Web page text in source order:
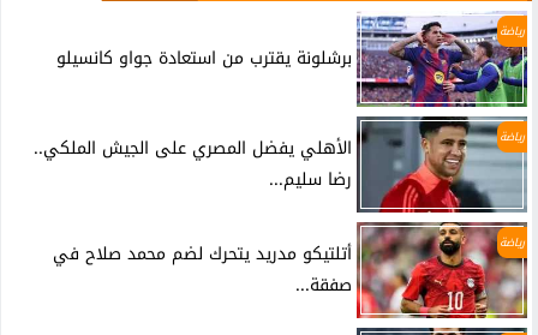
رياضة
برشلونة يقترب من استعادة جواو كانسيلو
رياضة
الأهلي يفضل المصري على الجيش الملكي..
رضا سليم...
رياضة
أتلتيكو مدريد يتحرك لضم محمد صلاح في
صفقة...